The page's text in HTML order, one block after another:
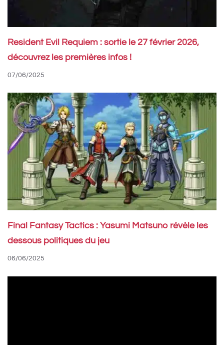
Resident Evil Requiem : sortie le 27 février 2026,
découvrez les premières infos !
07/06/2025
Final Fantasy Tactics : Yasumi Matsuno révèle les
dessous politiques du jeu
06/06/2025